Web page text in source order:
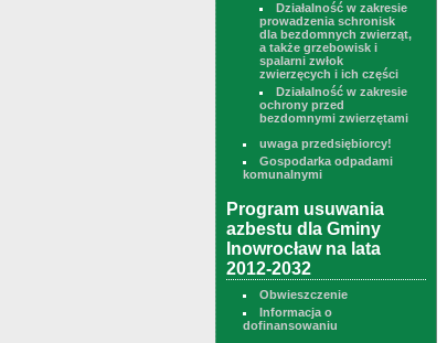
Działalność w zakresie
prowadzenia schronisk
dla bezdomnych zwierząt,
a także grzebowisk i
spalarni zwłok
zwierzęcych i ich części
Działalność w zakresie
ochrony przed
bezdomnymi zwierzętami
uwaga przedsiębiorcy!
Gospodarka odpadami
komunalnymi
Program usuwania
azbestu dla Gminy
Inowrocław na lata
2012-2032
Obwieszczenie
Informacja o
dofinansowaniu